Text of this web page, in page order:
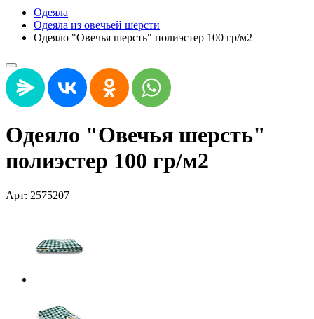
Одеяла
Одеяла из овечьей шерсти
Одеяло "Овечья шерсть" полиэстер 100 гр/м2
Одеяло "Овечья шерсть"
полиэстер 100 гр/м2
Арт: 2575207